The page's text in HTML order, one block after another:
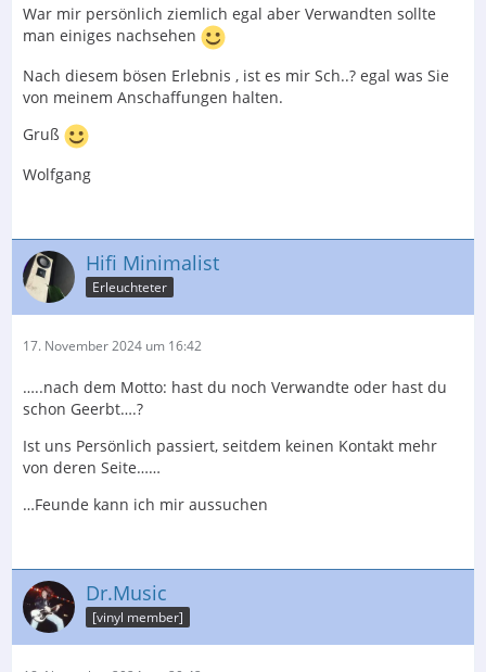
War mir persönlich ziemlich egal aber Verwandten sollte
man einiges nachsehen
Nach diesem bösen Erlebnis , ist es mir Sch..? egal was Sie
von meinem Anschaffungen halten.
Gruß
Wolfgang
Hifi Minimalist
Erleuchteter
17. November 2024 um 16:42
…..nach dem Motto: hast du noch Verwandte oder hast du
schon Geerbt….?
Ist uns Persönlich passiert, seitdem keinen Kontakt mehr
von deren Seite……
…Feunde kann ich mir aussuchen
Dr.Music
[vinyl member]